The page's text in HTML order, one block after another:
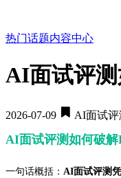
热门话题内容中心
AI面试评
2026-07-09 AI面试评
AI面试评测如何破
一句话概括： AI面试评测